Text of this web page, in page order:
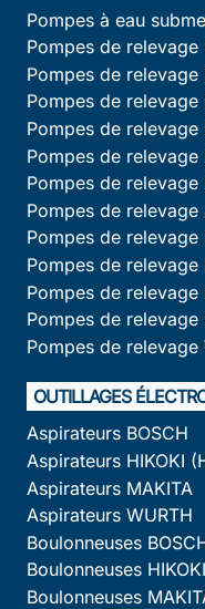
Pompes à eau
Pompes de relevage
Pompes de relevage
Pompes de relevage
Pompes de relevage
Pompes de relevage
Pompes de relevage
Pompes de relevage
Pompes de relevage
Pompes de relevage
Pompes de relevage
Pompes de relevage
Pompes de relevage
OUTILLAGES
Aspirateurs BOSCH
Aspirateurs HIKOKI
Aspirateurs MAKITA
Aspirateurs WURTH
Boulonneuses
Boulonneuses
Boulonneuses